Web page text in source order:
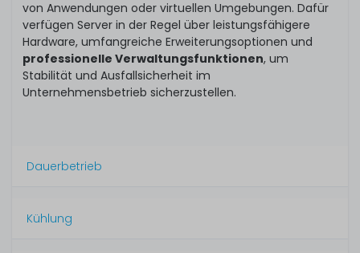
von Anwendungen oder virtuellen Umgebungen. Dafür
verfügen Server in der Regel über leistungsfähigere
Hardware, umfangreiche Erweiterungsoptionen und
professionelle Verwaltungsfunktionen, um
Stabilität und Ausfallsicherheit im
Unternehmensbetrieb sicherzustellen.
Dauerbetrieb
Kühlung